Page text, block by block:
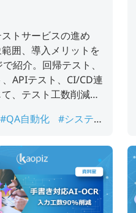
トサービスの進め
囲、導入メリットを
紹介。回帰テスト、
APIテスト、CI/CD連
、テスト工数削減・
ビス案内資料です。
#QA自動化
#システ
#品質保証 #回帰テ